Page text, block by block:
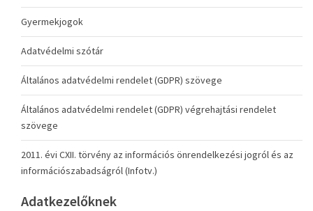
Gyermekjogok
Adatvédelmi szótár
Általános adatvédelmi rendelet (GDPR) szövege
Általános adatvédelmi rendelet (GDPR) végrehajtási rendelet
szövege
2011. évi CXII. törvény az információs önrendelkezési jogról és az
információszabadságról (Infotv.)
Adatkezelőknek